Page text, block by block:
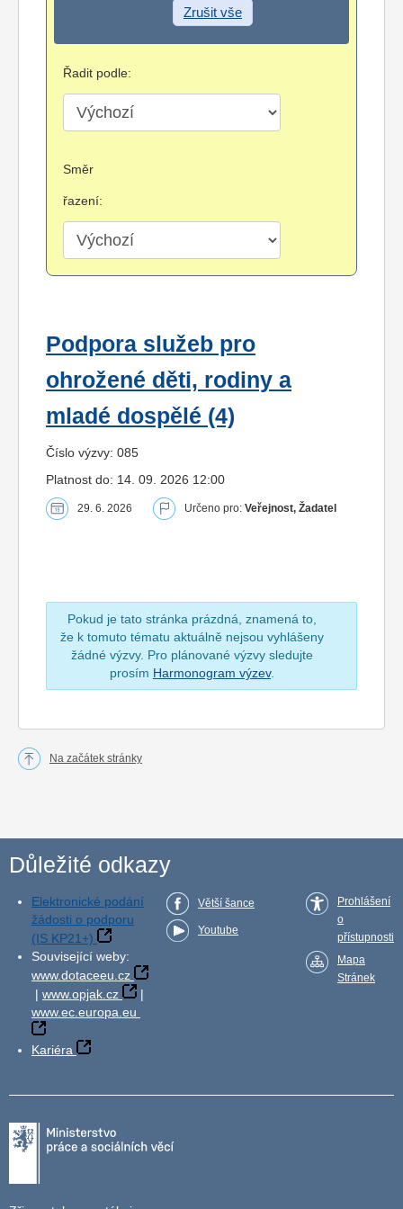
Zrušit vše
Řadit podle:
Směr
řazení:
Podpora služeb pro
ohrožené děti, rodiny a
mladé dospělé (4)
Číslo výzvy: 085
Platnost do: 14. 09. 2026 12:00
29. 6. 2026 Určeno pro: Veřejnost, Žadatel
Pokud je tato stránka prázdná, znamená to,
že k tomuto tématu aktuálně nejsou vyhlášeny
žádné výzvy. Pro plánované výzvy sledujte
prosím Harmonogram výzev.
Na začátek stránky
Důležité odkazy
Elektronické podání
žádosti o podporu
(IS KP21+)
Související weby:
www.dotaceeu.cz
| www.opjak.cz
|
www.ec.europa.eu
Kariéra
Větší šance
Youtube
Prohlášení
o
přístupnosti
Mapa
Stránek